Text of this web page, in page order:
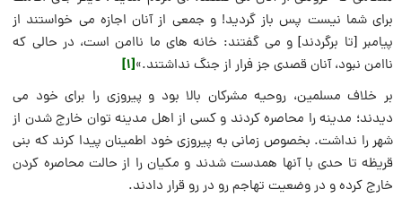
برای شما نیست پس باز گردید! و جمعی از آنان اجازه می خواستند از
پیامبر [تا برگردند] و می گفتند: خانه های ما ناامن است، در حالی که
ناامن نبود، آنان قصدی جز فرار از جنگ نداشتند.»[1]
بر خلاف مسلمین، روحیه مشرکان بالا بود و پیروزی را برای خود می
دیدند؛ مدینه را محاصره کردند و کسی از اهل مدینه توان خارج شدن از
شهر را نداشت. بخصوص زمانی به پیروزی خود اطمینان پیدا کرند که بنی
قریظه تا حدی با آنها همدست شدند و مکیان را از حالت محاصره کردن
خارج کرده و در وضعیت تهاجم رو در رو قرار دادند.